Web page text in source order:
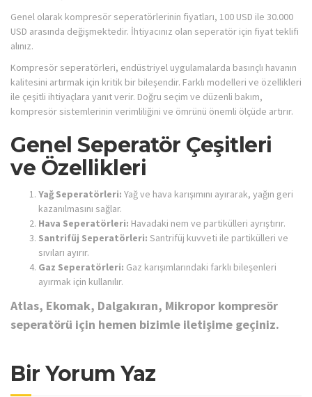
Genel olarak kompresör seperatörlerinin fiyatları, 100 USD ile 30.000
USD arasında değişmektedir. İhtiyacınız olan seperatör için fiyat teklifi
alınız.
Kompresör seperatörleri, endüstriyel uygulamalarda basınçlı havanın
kalitesini artırmak için kritik bir bileşendir. Farklı modelleri ve özellikleri
ile çeşitli ihtiyaçlara yanıt verir. Doğru seçim ve düzenli bakım,
kompresör sistemlerinin verimliliğini ve ömrünü önemli ölçüde artırır.
Genel Seperatör Çeşitleri
ve Özellikleri
Yağ Seperatörleri: Yağ ve hava karışımını ayırarak, yağın geri
kazanılmasını sağlar.
Hava Seperatörleri: Havadaki nem ve partikülleri ayrıştırır.
Santrifüj Seperatörleri: Santrifüj kuvveti ile partikülleri ve
sıvıları ayırır.
Gaz Seperatörleri: Gaz karışımlarındaki farklı bileşenleri
ayırmak için kullanılır.
Atlas, Ekomak, Dalgakıran, Mikropor kompresör
seperatörü için hemen bizimle iletişime geçiniz.
Bir Yorum Yaz